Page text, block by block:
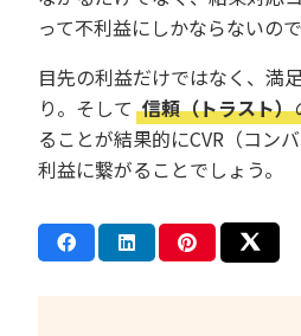
って不利益にしかならないので
目先の利益だけではなく、満
り。そして 信頼（トラスト）
ることが結果的にCVR（コン
利益に繋がることでしょう。